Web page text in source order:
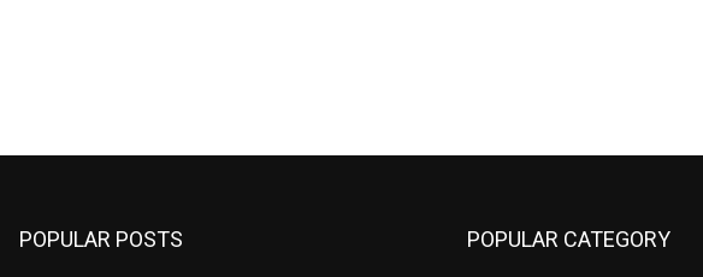
POPULAR POSTS POPULAR CATEGORY